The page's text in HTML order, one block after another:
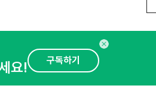
제휴문의 인사이터 신청
요! 구독하기